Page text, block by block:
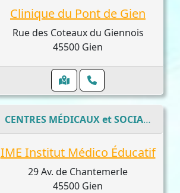
Clinique du Pont de Gien
Rue des Coteaux du Giennois
45500 Gien
CENTRES MÉDICAUX et SOCIAUX
IME Institut Médico Éducatif
29 Av. de Chantemerle
45500 Gien